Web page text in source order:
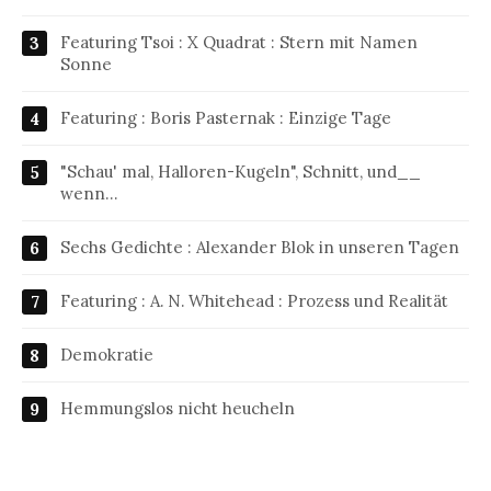
Featuring Tsoi : X Quadrat : Stern mit Namen
Sonne
Featuring : Boris Pasternak : Einzige Tage
"Schau' mal, Halloren-Kugeln", Schnitt, und__
wenn…
Sechs Gedichte : Alexander Blok in unseren Tagen
Featuring : A. N. Whitehead : Prozess und Realität
Demokratie
Hemmungslos nicht heucheln